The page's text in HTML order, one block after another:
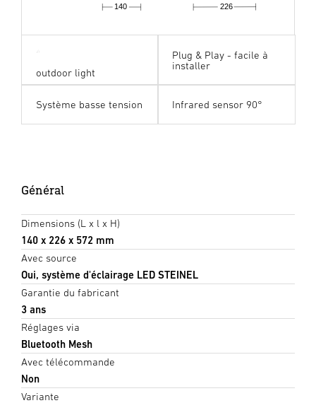
226
140
outdoor light
Plug & Play - facile à
installer
Système basse tension Infrared sensor 90°
Général
Dimensions (L x l x H)
140 x 226 x 572 mm
Avec source
Oui, système d'éclairage LED STEINEL
Garantie du fabricant
3 ans
Réglages via
Bluetooth Mesh
Avec télécommande
Non
Variante